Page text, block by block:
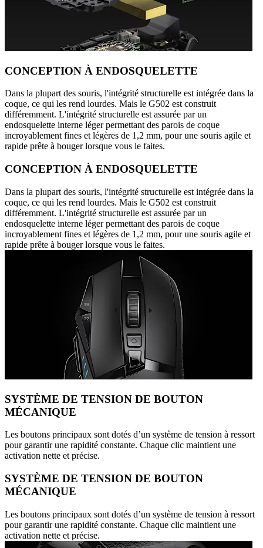
CONCEPTION À ENDOSQUELETTE
Dans la plupart des souris, l'intégrité structurelle est intégrée dans la
coque, ce qui les rend lourdes. Mais le G502 est construit
différemment. L'intégrité structurelle est assurée par un
endosquelette interne léger permettant des parois de coque
incroyablement fines et légères de 1,2 mm, pour une souris agile et
rapide prête à bouger lorsque vous le faites.
CONCEPTION À ENDOSQUELETTE
Dans la plupart des souris, l'intégrité structurelle est intégrée dans la
coque, ce qui les rend lourdes. Mais le G502 est construit
différemment. L'intégrité structurelle est assurée par un
endosquelette interne léger permettant des parois de coque
incroyablement fines et légères de 1,2 mm, pour une souris agile et
rapide prête à bouger lorsque vous le faites.
SYSTÈME DE TENSION DE BOUTON
MÉCANIQUE
Les boutons principaux sont dotés d’un système de tension à ressort
pour garantir une rapidité constante. Chaque clic maintient une
activation nette et précise.
SYSTÈME DE TENSION DE BOUTON
MÉCANIQUE
Les boutons principaux sont dotés d’un système de tension à ressort
pour garantir une rapidité constante. Chaque clic maintient une
activation nette et précise.